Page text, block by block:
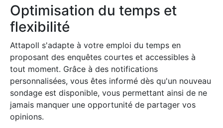
Optimisation du temps et
flexibilité
Attapoll s'adapte à votre emploi du temps en
proposant des enquêtes courtes et accessibles à
tout moment. Grâce à des notifications
personnalisées, vous êtes informé dès qu'un nouveau
sondage est disponible, vous permettant ainsi de ne
jamais manquer une opportunité de partager vos
opinions.